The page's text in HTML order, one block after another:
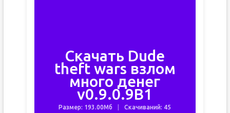
Скачать Dude
theft wars взлом
много денег
v0.9.0.9B1
Размер: 193.00Мб Скачиваний: 45